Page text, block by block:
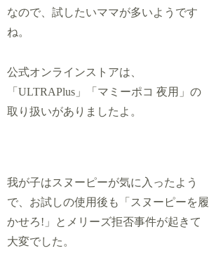
なので、試したいママが多いようです
ね。
公式オンラインストアは、
「ULTRAPlus」「マミーポコ 夜用」の
取り扱いがありましたよ。
我が子はスヌーピーが気に入ったよう
で、お試しの使用後も「スヌーピーを履
かせろ!」とメリーズ拒否事件が起きて
大変でした。